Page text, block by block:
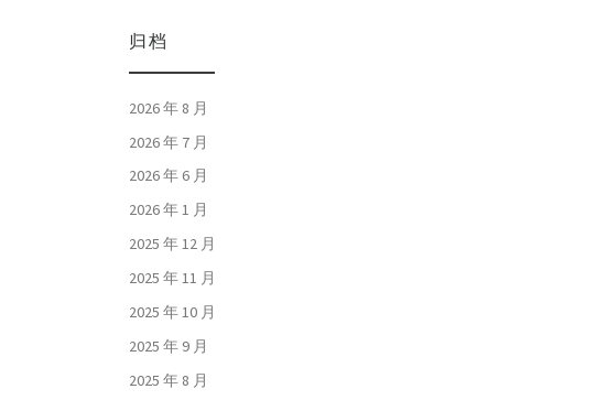
归档
2026 年 8 月
2026 年 7 月
2026 年 6 月
2026 年 1 月
2025 年 12 月
2025 年 11 月
2025 年 10 月
2025 年 9 月
2025 年 8 月